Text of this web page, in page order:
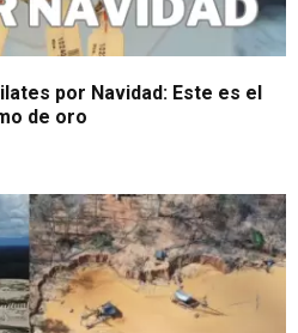
por Navidad: Este es el
de oro